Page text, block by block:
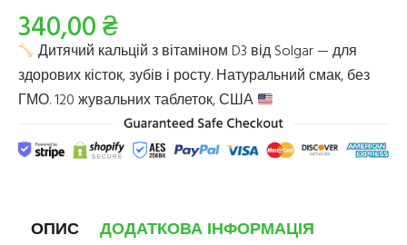
340,00₴
Дитячий кальцій з вітаміном D3 від Solgar — для
здорових кісток, зубів і росту. Натуральний смак, без
ГМО. 120 жувальних таблеток, США
ОПИС ДОДАТКОВА ІНФОРМАЦІЯ